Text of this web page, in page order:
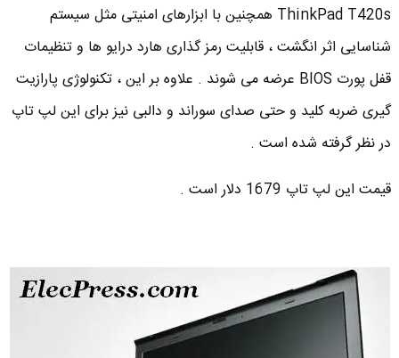
ThinkPad T420s همچنین با ابزارهای امنیتی مثل سیستم
شناسایی اثر انگشت ، قابلیت رمز گذاری هارد درایو ها و تنظیمات
قفل پورت BIOS عرضه می شوند . علاوه بر این ، تکنولوژی پارازیت
گیری ضربه کلید و حتی صدای سوراند و دالبی نیز برای این لپ تاپ
در نظر گرفته شده است .
قیمت این لپ تاپ 1679 دلار است .